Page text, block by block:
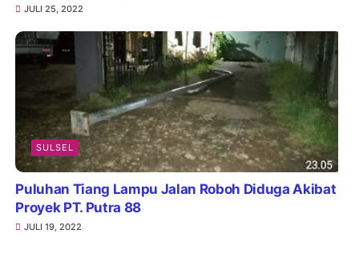
JULI 25, 2022
SULSEL
Puluhan Tiang Lampu Jalan Roboh Diduga Akibat
Proyek PT. Putra 88
JULI 19, 2022